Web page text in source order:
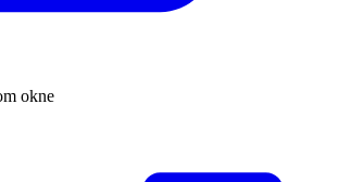
okne